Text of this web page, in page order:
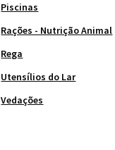
Piscinas
Rações - Nutrição Animal
Rega
Utensílios do Lar
Vedações